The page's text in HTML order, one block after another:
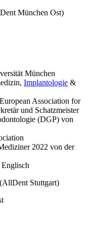
München
Implantologie &
Association for
und Schatzmeister
(DGP) von
2022 von der